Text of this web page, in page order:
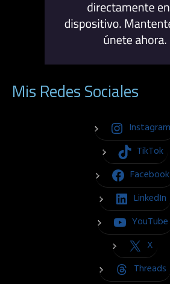
Mis Redes Sociales
Instagram
TikTok
Facebook
LinkedIn
YouTube
X
Threads